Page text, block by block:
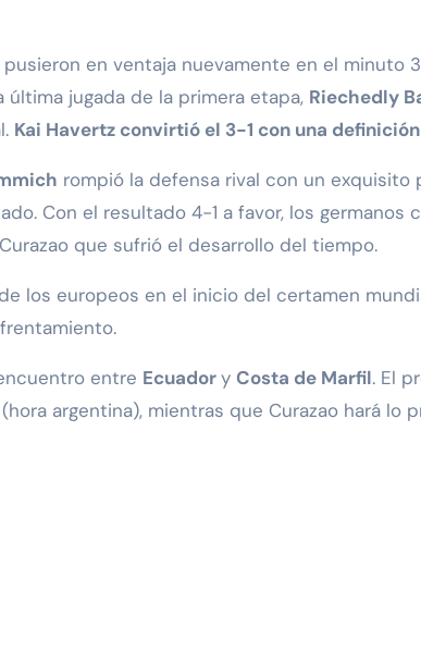
en ventaja nuevamente en el minuto
última jugada de la primera etapa, Riechedly
Kai Havertz convirtió el 3-1 con una
rompió la defensa rival con un exquisito
Con el resultado 4-1 a favor, los germanos
que sufrió el desarrollo del tiempo.
los europeos en el inicio del certamen
entre Ecuadory Costa de Marfil. El
argentina), mientras que Curazao hará lo